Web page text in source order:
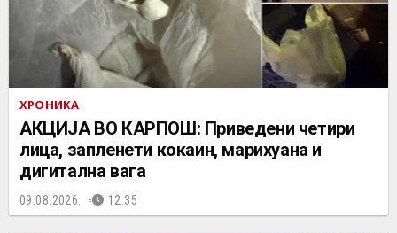
ХРОНИКА
АКЦИЈА ВО КАРПОШ: Приведени четири
лица, запленети кокаин, марихуана и
дигитална вага
09.08.2026. 12:35